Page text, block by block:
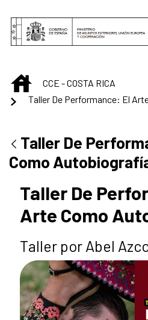
INICIO
CCE - COSTA RICA
Taller De
Como
Taller De
Arte Como
Taller por Abel